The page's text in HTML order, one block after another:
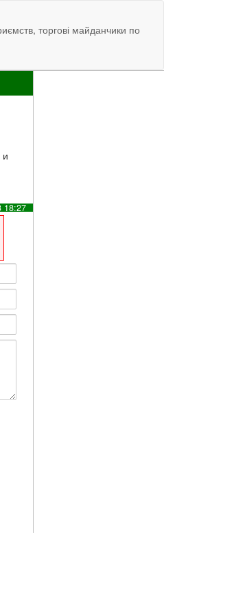
торгові майданчики по
18:27